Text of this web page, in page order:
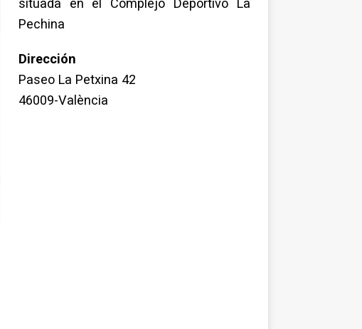
situada en el Complejo Deportivo La
Pechina
Dirección
Paseo La Petxina 42
46009-València